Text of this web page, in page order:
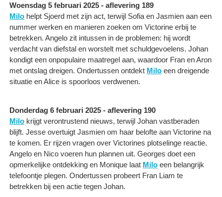
Woensdag 5 februari 2025 - aflevering 189
Milo helpt Sjoerd met zijn act, terwijl Sofia en Jasmien aan een
nummer werken en manieren zoeken om Victorine erbij te
betrekken. Angelo zit intussen in de problemen: hij wordt
verdacht van diefstal en worstelt met schuldgevoelens. Johan
kondigt een onpopulaire maatregel aan, waardoor Fran en Aron
met ontslag dreigen. Ondertussen ontdekt Milo een dreigende
situatie en Alice is spoorloos verdwenen.
Donderdag 6 februari 2025 - aflevering 190
Milo krijgt verontrustend nieuws, terwijl Johan vastberaden
blijft. Jesse overtuigt Jasmien om haar belofte aan Victorine na
te komen. Er rijzen vragen over Victorines plotselinge reactie.
Angelo en Nico voeren hun plannen uit. Georges doet een
opmerkelijke ontdekking en Monique laat Milo een belangrijk
telefoontje plegen. Ondertussen probeert Fran Liam te
betrekken bij een actie tegen Johan.